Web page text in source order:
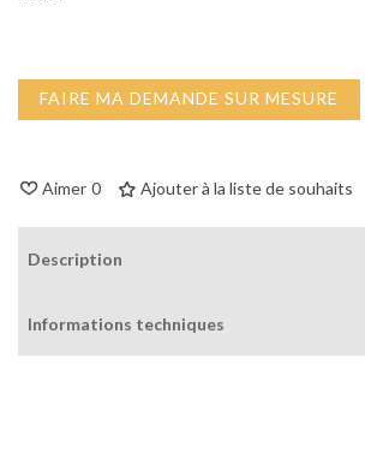
FAIRE MA DEMANDE SUR MESURE
Aimer 0 Ajouter à la liste de souhaits
Description
Informations techniques